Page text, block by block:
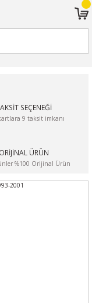
SEÇENEĞİ
9 taksit imkanı
ORİJİNAL ÜRÜN
%100 Orijinal Ürün